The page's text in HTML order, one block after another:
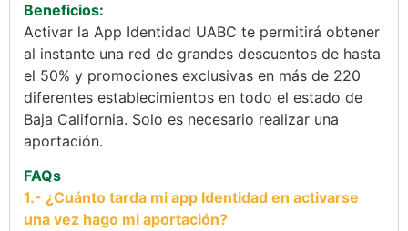
Beneficios:
Activar la App Identidad UABC te permitirá obtener
al instante una red de grandes descuentos de hasta
el 50% y promociones exclusivas en más de 220
diferentes establecimientos en todo el estado de
Baja California. Solo es necesario realizar una
aportación.
FAQs
1.- ¿Cuánto tarda mi app Identidad en activarse
una vez hago mi aportación?